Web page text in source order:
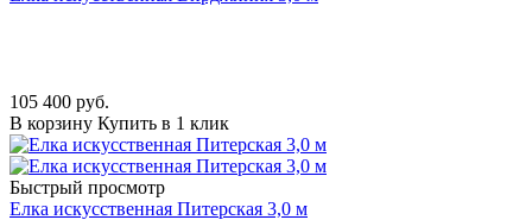
105 400 руб.
В корзину Купить в 1 клик
Быстрый просмотр
Елка искусственная Питерская 3,0 м